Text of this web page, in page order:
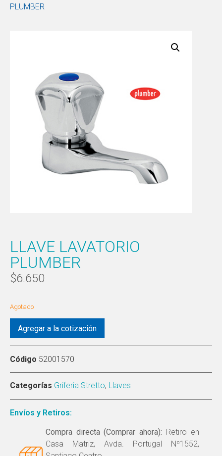
PLUMBER
LLAVE LAVATORIO
PLUMBER
$6.650
Agotado
Agregar a la cotización
Código 52001570
Categorías Griferia Stretto, Llaves
Envíos y Retiros:
Compra directa (Comprar ahora): Retiro en
Casa Matriz, Avda. Portugal Nº1552,